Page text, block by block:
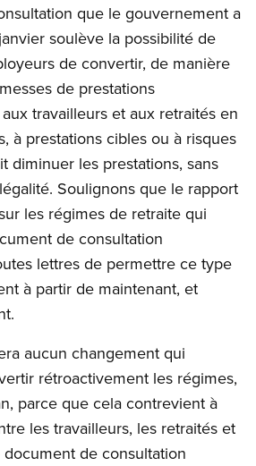
que le gouvernement a
soulève la possibilité de
de convertir, de manière
de prestations
travailleurs et aux retraités en
à prestations cibles ou à risques
diminuer les prestations, sans
Soulignons que le rapport
les régimes de retraite qui
de consultation
lettres de permettre ce type
à partir de maintenant, et
aucun changement qui
rétroactivement les régimes,
parce que cela contrevient à
les travailleurs, les retraités et
de consultation